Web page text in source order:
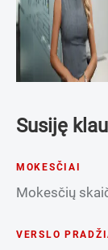
Susiję
MOKESČIAI
Mokesčių
VERSLO